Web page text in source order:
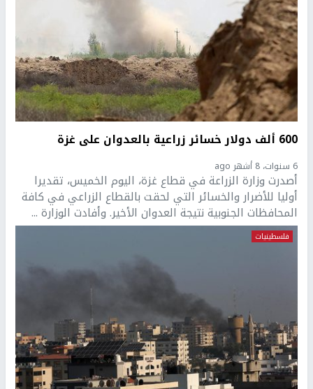
600 ألف دولار خسائر زراعية بالعدوان على غزة
6 سنوات، 8 أشهر ago
أصدرت وزارة الزراعة في قطاع غزة، اليوم الخميس، تقديرا
أوليا للأضرار والخسائر التي لحقت بالقطاع الزراعي في كافة
المحافظات الجنوبية نتيجة العدوان الأخير. وأفادت الوزارة ...
فلسطينيات